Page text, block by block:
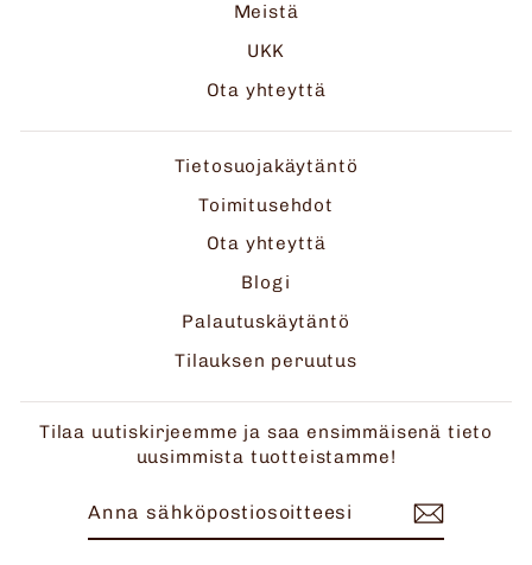
Meistä
UKK
Ota yhteyttä
Tietosuojakäytäntö
Toimitusehdot
Ota yhteyttä
Blogi
Palautuskäytäntö
Tilauksen peruutus
Tilaa uutiskirjeemme ja saa ensimmäisenä tieto
uusimmista tuotteistamme!
SÄHKÖPOSTIOSOITTEESI